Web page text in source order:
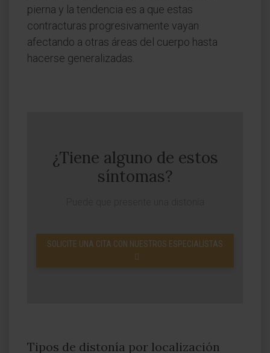
pierna y la tendencia es a que estas
contracturas progresivamente vayan
afectando a otras áreas del cuerpo hasta
hacerse generalizadas.
¿Tiene alguno de estos
síntomas?
SOLICITE UNA CITA CON NUESTROS ESPECIALISTAS
Tipos de distonía por localización